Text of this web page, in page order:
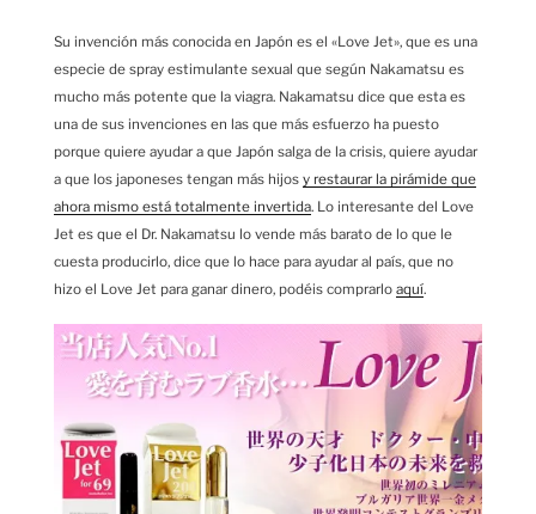
Su invención más conocida en Japón es el «Love Jet», que es una
especie de spray estimulante sexual que según Nakamatsu es
mucho más potente que la viagra. Nakamatsu dice que esta es
una de sus invenciones en las que más esfuerzo ha puesto
porque quiere ayudar a que Japón salga de la crisis, quiere ayudar
a que los japoneses tengan más hijos y restaurar la pirámide que
ahora mismo está totalmente invertida. Lo interesante del Love
Jet es que el Dr. Nakamatsu lo vende más barato de lo que le
cuesta producirlo, dice que lo hace para ayudar al país, que no
hizo el Love Jet para ganar dinero, podéis comprarlo aquí.